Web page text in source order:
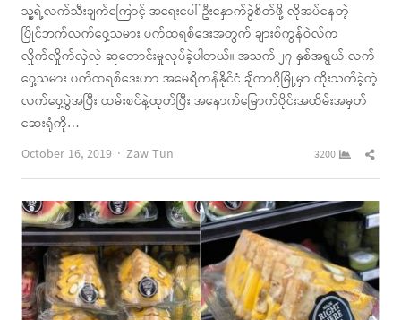
သူ့ရဲ့လက်သီးချက်ကြောင့် အရေးပေါ် ဦးနှောက်ခွဲစိတ်ဖို့ လိုအပ်နေတဲ့
ပြိုင်ဘက်လက်ဝှေ့သမား ပက်ထရစ်ဒေးအတွက် ချားစ်ကွန်ဝဲလ်က
လှိုက်လှိုက်လှဲလှဲ ဆုတောင်းမှုလုပ်ခဲ့ပါတယ်။ အသက် ၂၇ နှစ်အရွယ် လက်
ဝှေ့သမား ပက်ထရစ်ဒေးဟာ အမေရိကန်နိုင်ငံ ချီကာဂိုမြို့မှာ ထိုးသတ်ခဲ့တဲ့
လက်ဝှေ့ပွဲအပြီး ထမ်းစင်နဲ့ထုတ်ပြီး အနောက်မြောက်ပိုင်းအထိမ်းအမှတ်
ဆေးရုံကို…
October 16, 2019
Author
Zaw Tun 3200